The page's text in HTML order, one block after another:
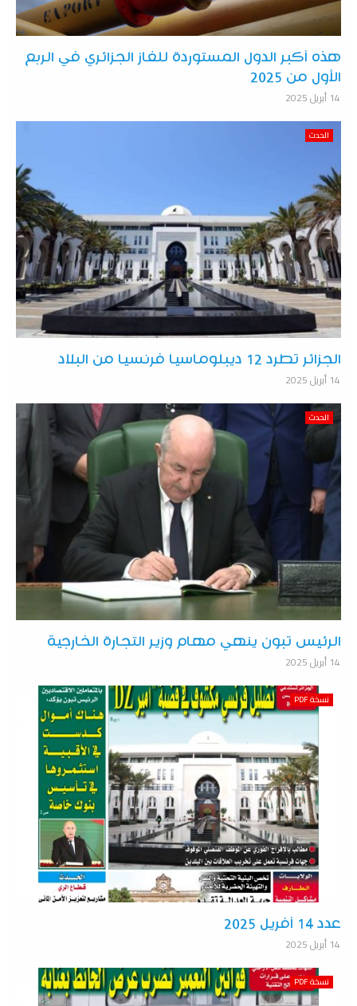
هذه أكبر الدول المستوردة للغاز الجزائري في الربع
الأول من 2025
14 أبريل 2025
الحدث
الجزائر تطرد 12 ديبلوماسيا فرنسيا من البلاد
14 أبريل 2025
الحدث
الرئيس تبون ينهي مهام وزير التجارة الخارجية
14 أبريل 2025
نسخة PDF
عدد 14 أفريل 2025
14 أبريل 2025
نسخة PDF